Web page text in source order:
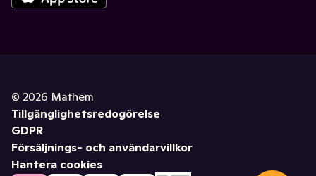
© 2026 Mathem
Tillgänglighetsredogörelse
GDPR
Försäljnings- och användarvillkor
Hantera cookies